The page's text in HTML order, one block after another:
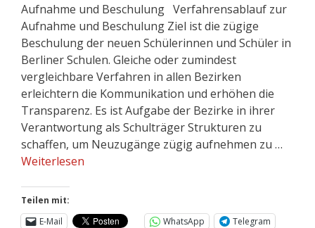
Aufnahme und Beschulung Verfahrensablauf zur
Aufnahme und Beschulung Ziel ist die zügige
Beschulung der neuen Schülerinnen und Schüler in
Berliner Schulen. Gleiche oder zumindest
vergleichbare Verfahren in allen Bezirken
erleichtern die Kommunikation und erhöhen die
Transparenz. Es ist Aufgabe der Bezirke in ihrer
Verantwortung als Schulträger Strukturen zu
schaffen, um Neuzugänge zügig aufnehmen zu …
Weiterlesen
Teilen mit:
E-Mail
WhatsApp
Telegram